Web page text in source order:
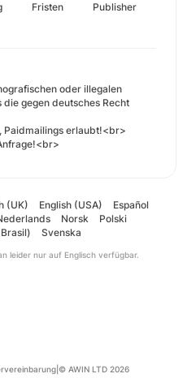
Fristen Publisher
oder illegalen
die gegen deutsches Recht
Paidmailings erlaubt!<br>
(UK) English (USA)
Español
Norsk
Polski
Svenska
leider nur auf Englisch verfügbar.
© AWIN LTD 2026